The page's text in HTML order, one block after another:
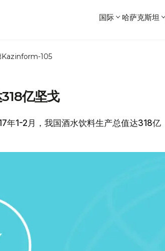
国际 哈萨克斯坦
Kazinform-105
亿坚戈
年1-2月，我国酒水饮料生产总值达318亿